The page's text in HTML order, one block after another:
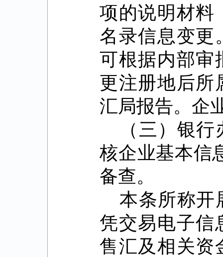
项的说明材料
名录信息变更
可根据内部审
更注册地后所
汇局报告。企
（三）银
核企业基本信
备查。
本条所称开
凭交易电子信
售汇及相关资